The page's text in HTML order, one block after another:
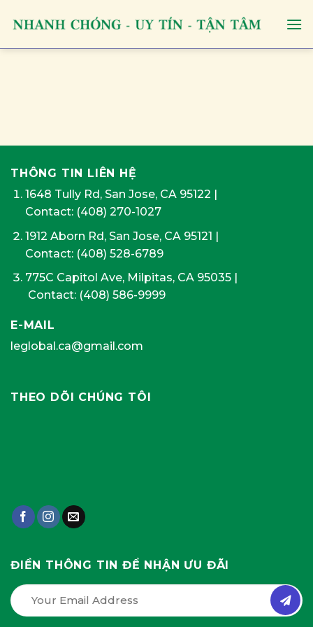
THÔNG TIN LIÊN HỆ
1648 Tully Rd, San Jose, CA 95122 |
Contact: (408) 270-1027
1912 Aborn Rd, San Jose, CA 95121 |
Contact: (408) 528-6789
775C Capitol Ave, Milpitas, CA 95035|
Contact: (408) 586-9999
E-MAIL
leglobal.ca@gmail.com
THEO DÕI CHÚNG TÔI
ĐIỀN THÔNG TIN ĐỂ NHẬN ƯU ĐÃI